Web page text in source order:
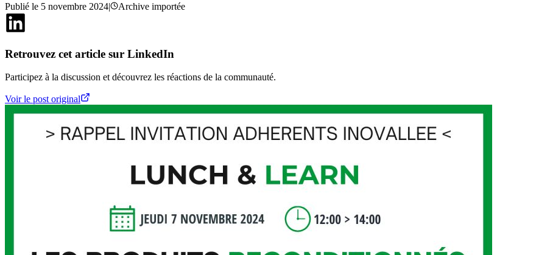
Publié le 5 novembre 2024| Archive importée
Retrouvez cet article sur LinkedIn
Participez à la discussion et découvrez les réactions de la communauté.
Voir le post original